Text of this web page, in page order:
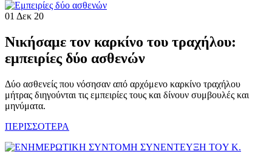
01 Δεκ 20
Νικήσαμε τον καρκίνο του τραχήλου:
εμπειρίες δύο ασθενών
Δύο ασθενείς που νόσησαν από αρχόμενο καρκίνο τραχήλου
μήτρας διηγούνται τις εμπειρίες τους και δίνουν συμβουλές και
μηνύματα.
ΠΕΡΙΣΣΟΤΕΡΑ